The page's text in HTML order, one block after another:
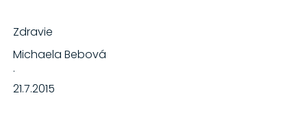
Zdravie
Michaela Bebová
·
21.7.2015